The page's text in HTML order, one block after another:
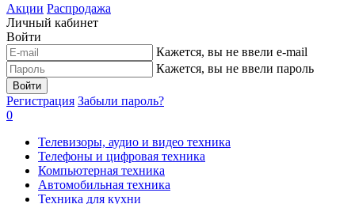
Акции Распродажа
Личный кабинет
Войти
Кажется, вы не ввели e-mail
Кажется, вы не ввели пароль
Войти
Регистрация Забыли пароль?
0
Телевизоры, аудио и видео техника
Телефоны и цифровая техника
Компьютерная техника
Автомобильная техника
Техника для кухни